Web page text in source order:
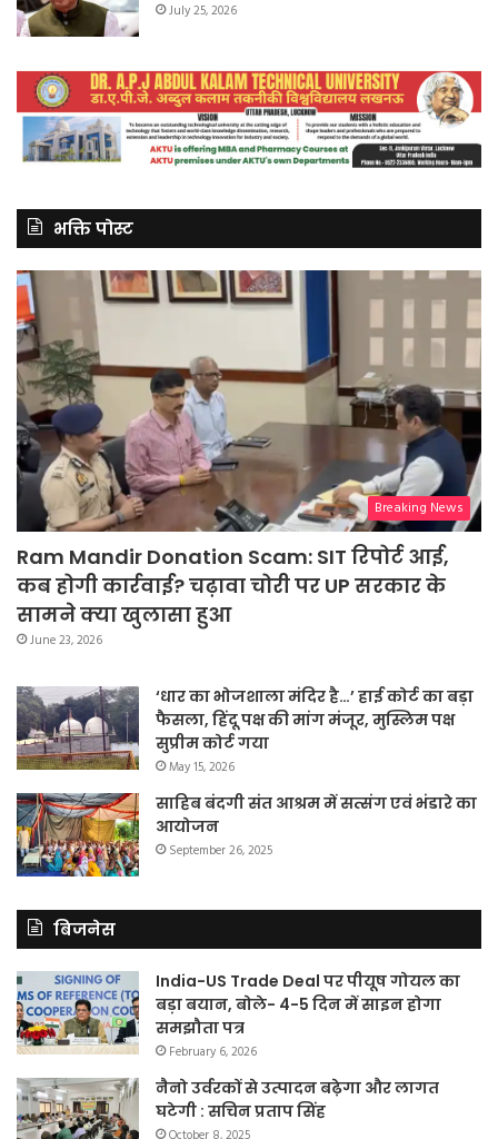
July 25, 2026
भक्ति पोस्ट
Breaking News
Ram Mandir Donation Scam: SIT रिपोर्ट आई,
कब होगी कार्रवाई? चढ़ावा चोरी पर UP सरकार के
सामने क्या खुलासा हुआ
June 23, 2026
‘धार का भोजशाला मंदिर है…’ हाई कोर्ट का बड़ा
फैसला, हिंदू पक्ष की मांग मंजूर, मुस्लिम पक्ष
सुप्रीम कोर्ट गया
May 15, 2026
साहिब बंदगी संत आश्रम में सत्संग एवं भंडारे का
आयोजन
September 26, 2025
बिजनेस
India-US Trade Deal पर पीयूष गोयल का
बड़ा बयान, बोले- 4-5 दिन में साइन होगा
समझौता पत्र
February 6, 2026
नैनो उर्वरकों से उत्पादन बढ़ेगा और लागत
घटेगी : सचिन प्रताप सिंह